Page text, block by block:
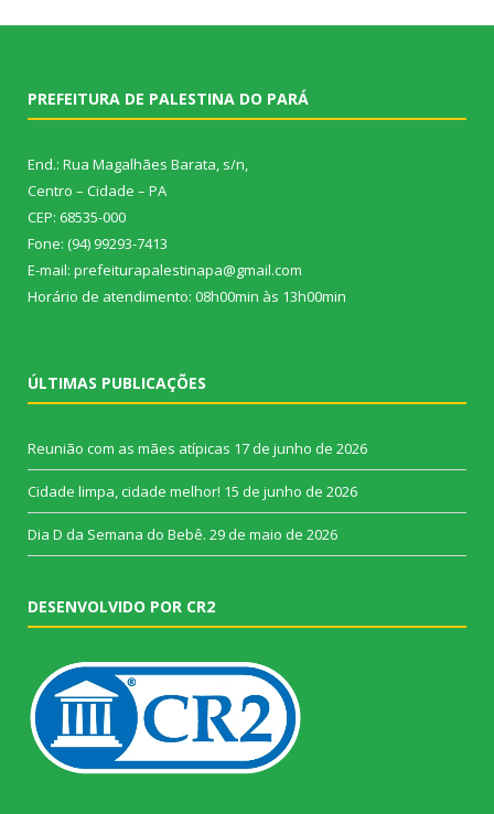
PREFEITURA DE PALESTINA DO PARÁ
End.: Rua Magalhães Barata, s/n,
Centro – Cidade – PA
CEP: 68535-000
Fone: (94) 99293-7413
E-mail: prefeiturapalestinapa@gmail.com
Horário de atendimento: 08h00min às 13h00min
ÚLTIMAS PUBLICAÇÕES
Reunião com as mães atípicas 17 de junho de 2026
Cidade limpa, cidade melhor! 15 de junho de 2026
Dia D da Semana do Bebê. 29 de maio de 2026
DESENVOLVIDO POR CR2